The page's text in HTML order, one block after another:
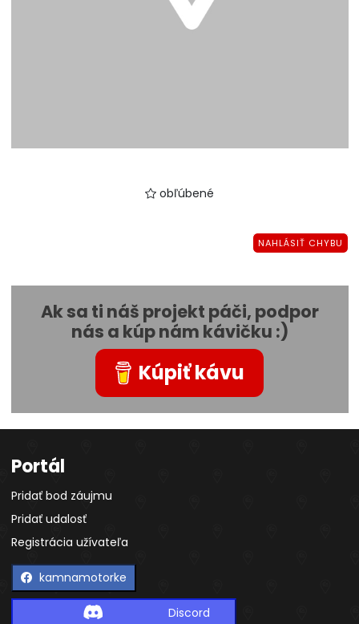
obľúbené
NAHLÁSIŤ CHYBU
Ak sa ti náš projekt páči, podpor
nás a kúp nám kávičku :)
Kúpiť kávu
Portál
Pridať bod záujmu
Pridať udalosť
Registrácia užívateľa
kamnamotorke
Discord